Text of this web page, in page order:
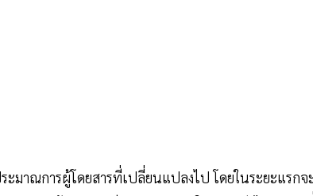
ะมาณการผู้โดยสารที่เปลี่ยนแปลงไป โดยในระยะแรกจ